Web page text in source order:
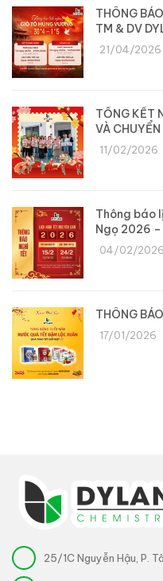
THÔNG
TM & DV
21/04/2026
TỔNG KẾT
VÀ
11/02/2026
Thông báo
Ngọ 2026
04/02/2026
THÔNG
17/01/2026
25/1C Nguyễn Hậu, P.